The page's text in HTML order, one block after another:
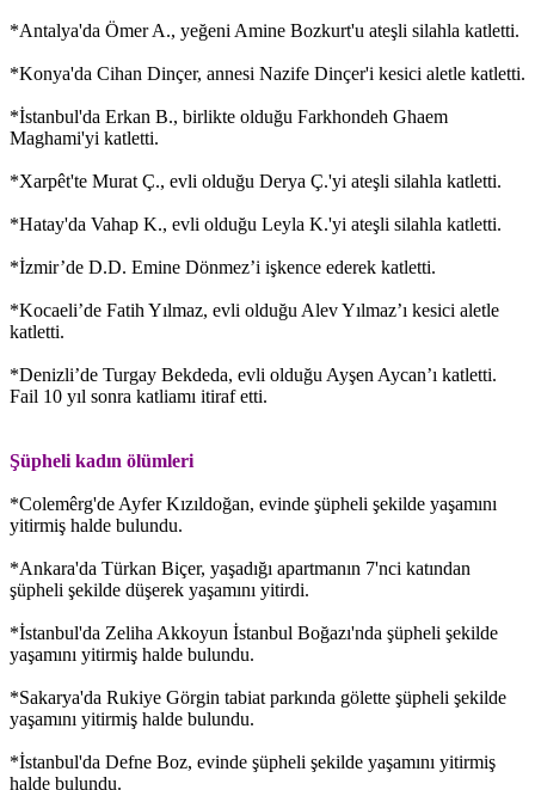
*Antalya'da Ömer A., yeğeni Amine Bozkurt'u ateşli silahla katletti.
*Konya'da Cihan Dinçer, annesi Nazife Dinçer'i kesici aletle katletti.
*İstanbul'da Erkan B., birlikte olduğu Farkhondeh Ghaem
Maghami'yi katletti.
*Xarpêt'te Murat Ç., evli olduğu Derya Ç.'yi ateşli silahla katletti.
*Hatay'da Vahap K., evli olduğu Leyla K.'yi ateşli silahla katletti.
*İzmir’de D.D. Emine Dönmez’i işkence ederek katletti.
*Kocaeli’de Fatih Yılmaz, evli olduğu Alev Yılmaz’ı kesici aletle
katletti.
*Denizli’de Turgay Bekdeda, evli olduğu Ayşen Aycan’ı katletti.
Fail 10 yıl sonra katliamı itiraf etti.
Şüpheli kadın ölümleri
*Colemêrg'de Ayfer Kızıldoğan, evinde şüpheli şekilde yaşamını
yitirmiş halde bulundu.
*Ankara'da Türkan Biçer, yaşadığı apartmanın 7'nci katından
şüpheli şekilde düşerek yaşamını yitirdi.
*İstanbul'da Zeliha Akkoyun İstanbul Boğazı'nda şüpheli şekilde
yaşamını yitirmiş halde bulundu.
*Sakarya'da Rukiye Görgin tabiat parkında gölette şüpheli şekilde
yaşamını yitirmiş halde bulundu.
*İstanbul'da Defne Boz, evinde şüpheli şekilde yaşamını yitirmiş
halde bulundu.